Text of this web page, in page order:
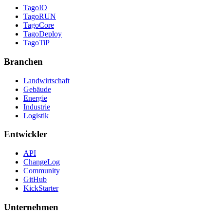
TagoIO
TagoRUN
TagoCore
TagoDeploy
TagoTiP
Branchen
Landwirtschaft
Gebäude
Energie
Industrie
Logistik
Entwickler
API
ChangeLog
Community
GitHub
KickStarter
Unternehmen